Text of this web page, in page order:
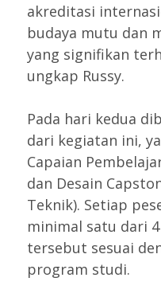
akreditasi
budaya mutu dan
yang signifikan
ungkap Russy.
Pada hari kedua
dari kegiatan ini,
Capaian
dan Desain
Teknik). Setiap
minimal satu dari
tersebut sesuai
program studi.